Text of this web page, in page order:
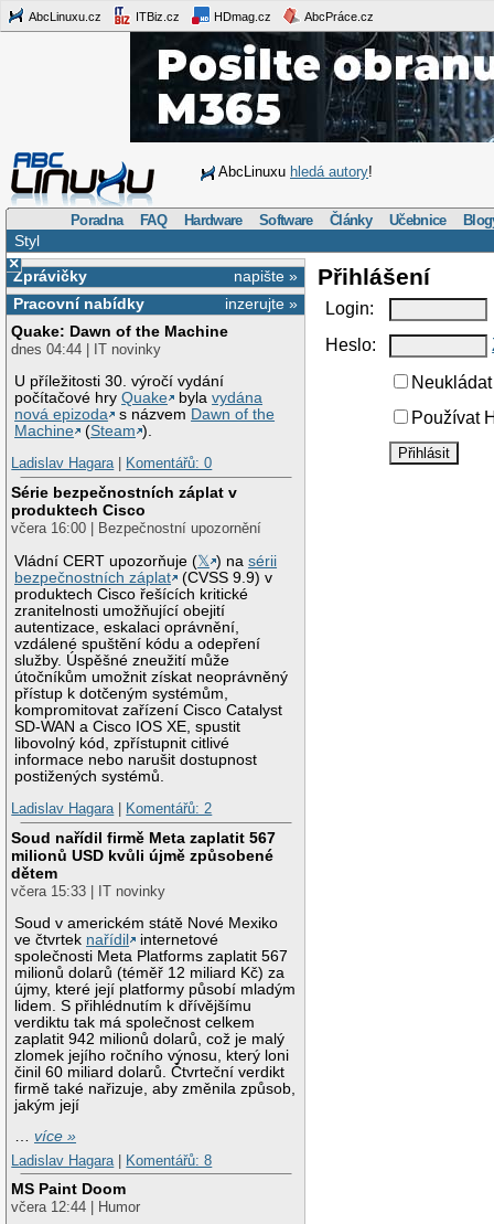
AbcLinuxu.cz ITBiz.cz HDmag.cz AbcPráce.cz
AbcLinuxu hledá autory!
Poradna FAQ Hardware Software Články Učebnice
Styl
×
napište »
Zprávičky
inzerujte »
Pracovní nabídky
Quake: Dawn of the Machine
dnes 04:44 | IT novinky
U příležitosti 30. výročí vydání
počítačové hryQuake bylavydána
nová epizoda
s názvem Dawn of the
Machine
(Steam ).
Ladislav Hagara| Komentářů: 0
Série bezpečnostních záplat v
produktech Cisco
včera 16:00 | Bezpečnostní upozornění
Vládní CERT upozorňuje (𝕏 ) nasérii
bezpečnostních záplat
(CVSS 9.9) v
produktech Cisco řešících kritické
zranitelnosti umožňující obejití
autentizace, eskalaci oprávnění,
vzdálené spuštění kódu a odepření
služby. Úspěšné zneužití může
útočníkům umožnit získat neoprávněný
přístup k dotčeným systémům,
kompromitovat zařízení Cisco Catalyst
SD-WAN a Cisco IOS XE, spustit
libovolný kód, zpřístupnit citlivé
informace nebo narušit dostupnost
postižených systémů.
Ladislav Hagara| Komentářů: 2
Soud nařídil firmě Meta zaplatit 567
milionů USD kvůli újmě způsobené
dětem
včera 15:33 | IT novinky
Soud v americkém státě Nové Mexiko
ve čtvrtek nařídil
internetové
společnosti Meta Platforms zaplatit 567
milionů dolarů (téměř 12 miliard Kč) za
újmy, které její platformy působí mladým
lidem. S přihlédnutím k dřívějšímu
verdiktu tak má společnost celkem
zaplatit 942 milionů dolarů, což je malý
zlomek jejího ročního výnosu, který loni
činil 60 miliard dolarů. Čtvrteční verdikt
firmě také nařizuje, aby změnila způsob,
jakým její
…více »
Ladislav Hagara
Komentářů: 8
MS Paint Doom
včera 12:44 | Humor
Přihlášení
Login:
Heslo:
Používat